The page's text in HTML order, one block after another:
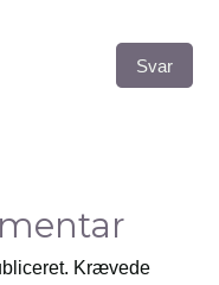
Svar
Krævede